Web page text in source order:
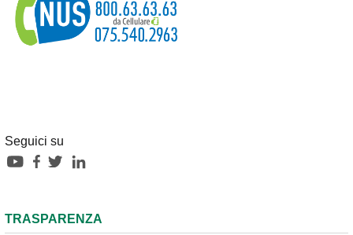
Seguici su
TRASPARENZA